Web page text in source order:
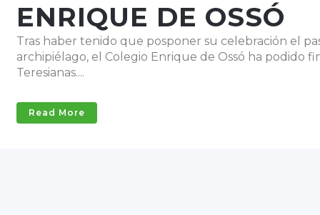
ENRIQUE DE OSSÓ
Tras haber tenido que posponer su celebración el
archipiélago, el Colegio Enrique de Ossó ha podido
Teresianas....
Read More